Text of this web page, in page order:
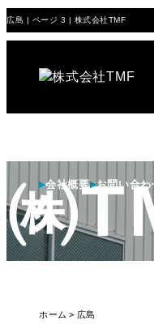
広島 | ページ 3 | 株式会社TMF
会社概要 お問い合わ
㈱
ホーム 広島